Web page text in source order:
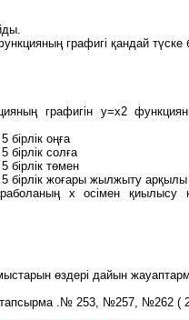
графигі қандай түске
графигін y=x2
бірлік оңға
бірлік солға
бірлік төмен
бірлік жоғары жылжыту
х осімен қиылысу
өздері дайын
тапсырма .№ 253, №257, №262 (